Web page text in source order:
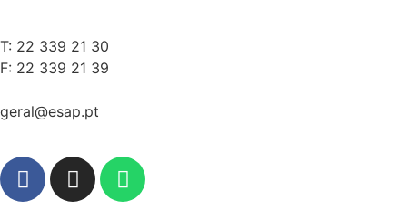
T: 22 339 21 30
F: 22 339 21 39
geral@esap.pt